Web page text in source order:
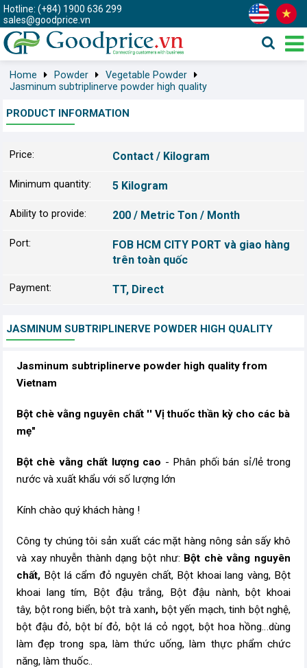
Hotline: (+84) 1900 636 299
sales@goodprice.vn
Home Powder
Vegetable Powder
Jasminum subtriplinerve powder high quality
PRODUCT INFORMATION
Price: Contact / Kilogram
Minimum quantity: 5 Kilogram
Ability to provide: 200 / Metric Ton / Month
Port:
FOB HCM CITY PORT và giao hàng
trên toàn quốc
Payment: TT, Direct
JASMINUM SUBTRIPLINERVE POWDER HIGH QUALITY
Jasminum subtriplinerve powder high quality from
Vietnam
Bột chè vằng nguyên chất '' Vị thuốc thần kỳ cho các bà
mẹ"
Bột chè vằng chất lượng cao - Phân phối bán sỉ/lẻ trong
nước và xuất khẩu với số lượng lớn
Kính chào quý khách hàng !
Công ty chúng tôi sản xuất các mặt hàng nông sản sấy khô
và xay nhuyễn thành dạng bột như: Bột chè vằng nguyên
chất, Bột lá cẩm đỏ nguyên chất​, Bột khoai lang vàng, Bột
khoai lang tím, Bột đậu trắng, Bột đậu nành, bột khoai
tây, bột rong biển, bột trà xanh, bột yến mạch, tinh bột nghệ,
bột đậu đỏ, bột bí đỏ, bột lá cỏ ngọt, bột hoa hồng…dùng
làm đẹp trong spa, làm thức uống, làm thực phẩm chức
năng, làm thuốc..